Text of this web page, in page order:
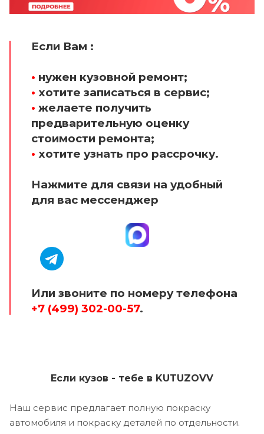
Если Вам :
• нужен кузовной ремонт;
• хотите записаться в сервис;
• желаете получить
предварительную оценку
стоимости ремонта;
• хотите узнать про рассрочку.
Нажмите для связи на удобный
для вас мессенджер
Или звоните по номеру телефона
+7 (499) 302-00-57.
Если кузов - тебе в KUTUZOVV
Наш сервис предлагает полную покраску
автомобиля и покраску деталей по отдельности.